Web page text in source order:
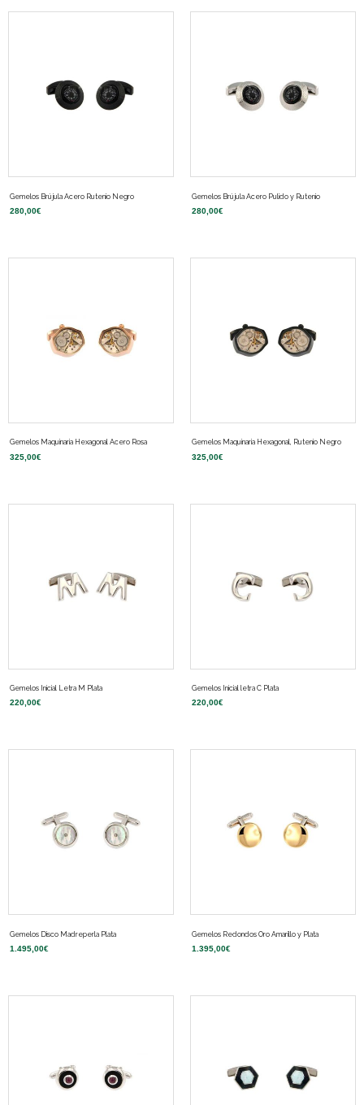
Gemelos Brújula Acero Rutenio Negro
280,00€
Gemelos Brújula Acero Pulido y Rutenio
280,00€
Gemelos Maquinaria Hexagonal Acero Rosa
325,00€
Gemelos Maquinaria Hexagonal, Rutenio Negro
325,00€
Gemelos Inicial Letra M Plata
220,00€
Gemelos Inicial letra C Plata
220,00€
Gemelos Disco Madreperla Plata
1.495,00€
Gemelos Redondos Oro Amarillo y Plata
1.395,00€